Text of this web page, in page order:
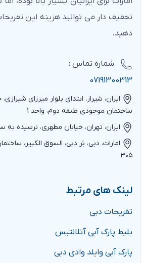
تخفیف دار می توانید هزینه این
دهید.
شماره‌ تماس :
07191300313
ایران، شیراز، ابتدای بلوار میرزای
ساختمان موجودی طبقه دوم، واحد 1
ایران، تهران، خیابان مطهری، نرسیده به
۳۰۵
لینک های مرتبط
تفریحات دبی
بلیط پارک آبی آتلانتیس
پارک آبی وایلد وادی دبی